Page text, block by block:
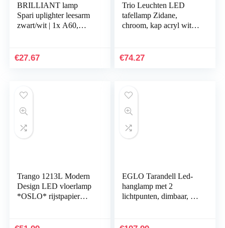
BRILLIANT lamp
Spari uplighter leesarm
zwart/wit | 1x A60,
(niet inbegrepen)
€27.67
Trio Leuchten LED
tafellamp Zidane,
chroom, kap acryl wit
€74.27
Trango 1213L Modern
Design LED vloerlamp
*OSLO* rijstpapier
staande lamp 125cm
EGLO Tarandell Led-
hanglamp met 2
lichtpunten, dimbaar, in
aluminium, staal en…